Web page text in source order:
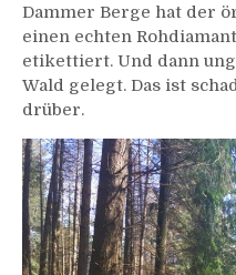
Dammer Berge hat der
einen echten
etikettiert. Und dann
Wald gelegt. Das ist
drüber.